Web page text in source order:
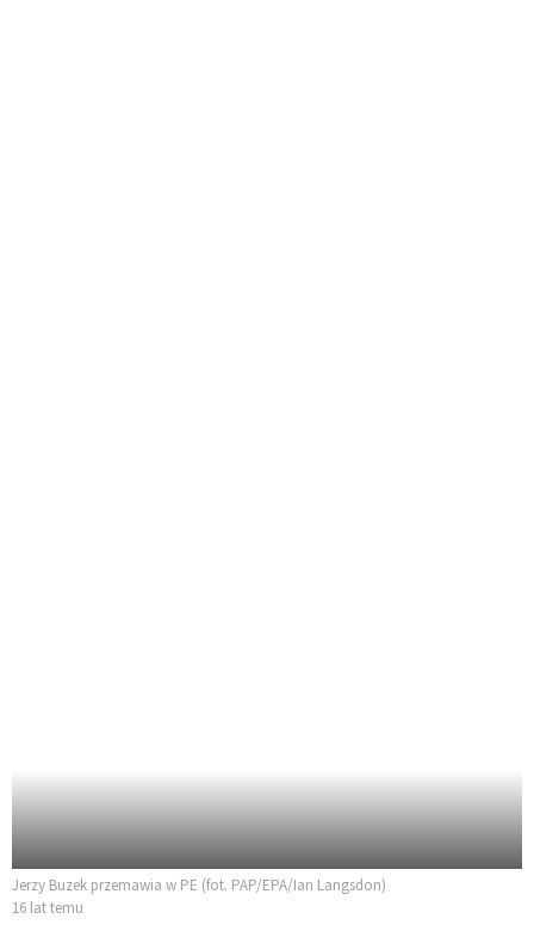
Jerzy Buzek przemawia w PE (fot. PAP/EPA/Ian Langsdon)
16 lat temu